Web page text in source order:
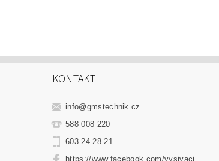
KONTAKT
info@gmstechnik.cz
588 008 220
603 24 28 21
https://www.facebook.com/vysivaci